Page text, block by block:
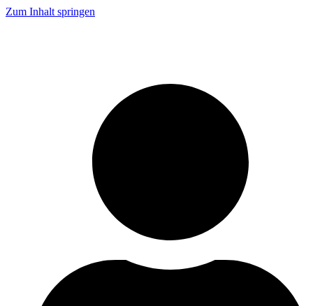
Zum Inhalt springen